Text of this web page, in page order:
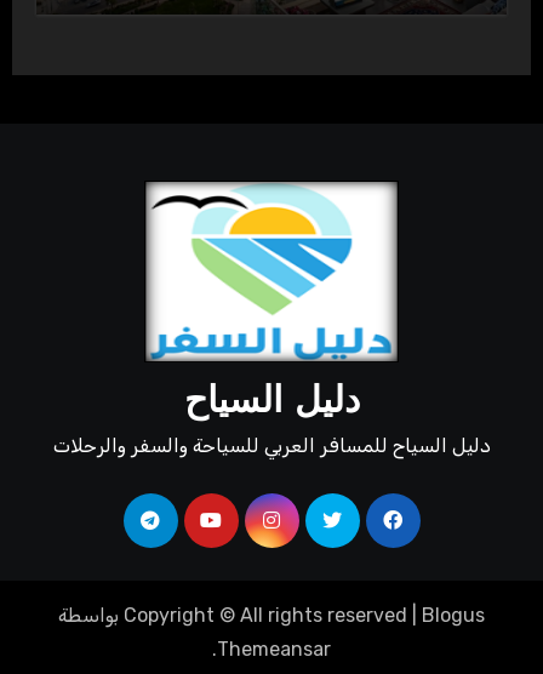
دليل السياح
دليل السياح للمسافر العربي للسياحة والسفر والرحلات
Copyright © All rights reserved Blogus
بواسطة
Themeansar
.